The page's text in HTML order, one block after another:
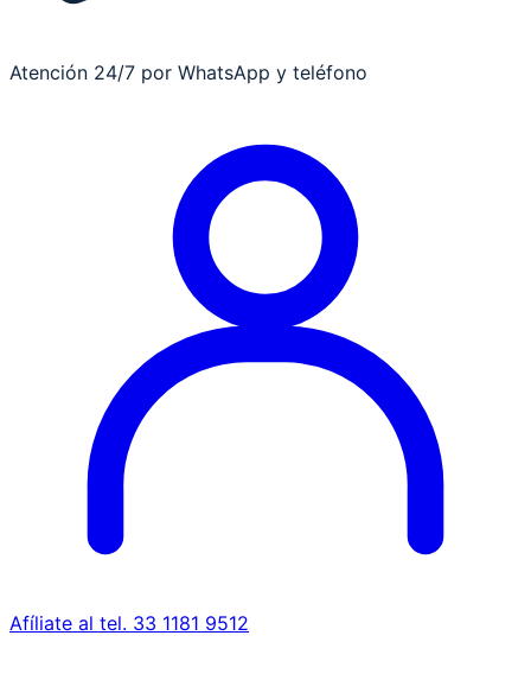
Atención 24/7 por WhatsApp y teléfono
Afíliate al tel. 33 1181 9512